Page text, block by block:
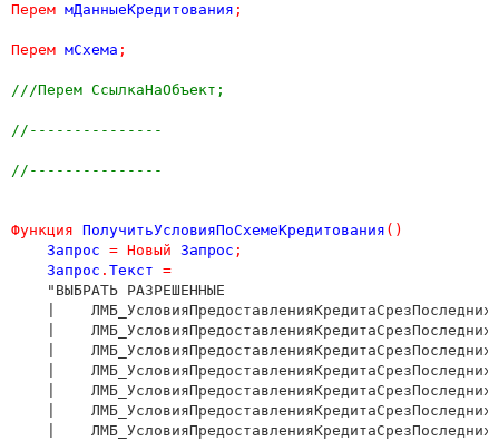
Перем мДанныеКредитования ;
Перем мСхема ;
///Перем СсылкаНаОбъект;
//---------------
//---------------
Функция ПолучитьУсловияПоСхемеКредитования ()
Запрос = Новый Запрос ;
Запрос . Текст =
    "ВЫБРАТЬ РАЗРЕШЕННЫЕ
|
|
|
|
|
|
|